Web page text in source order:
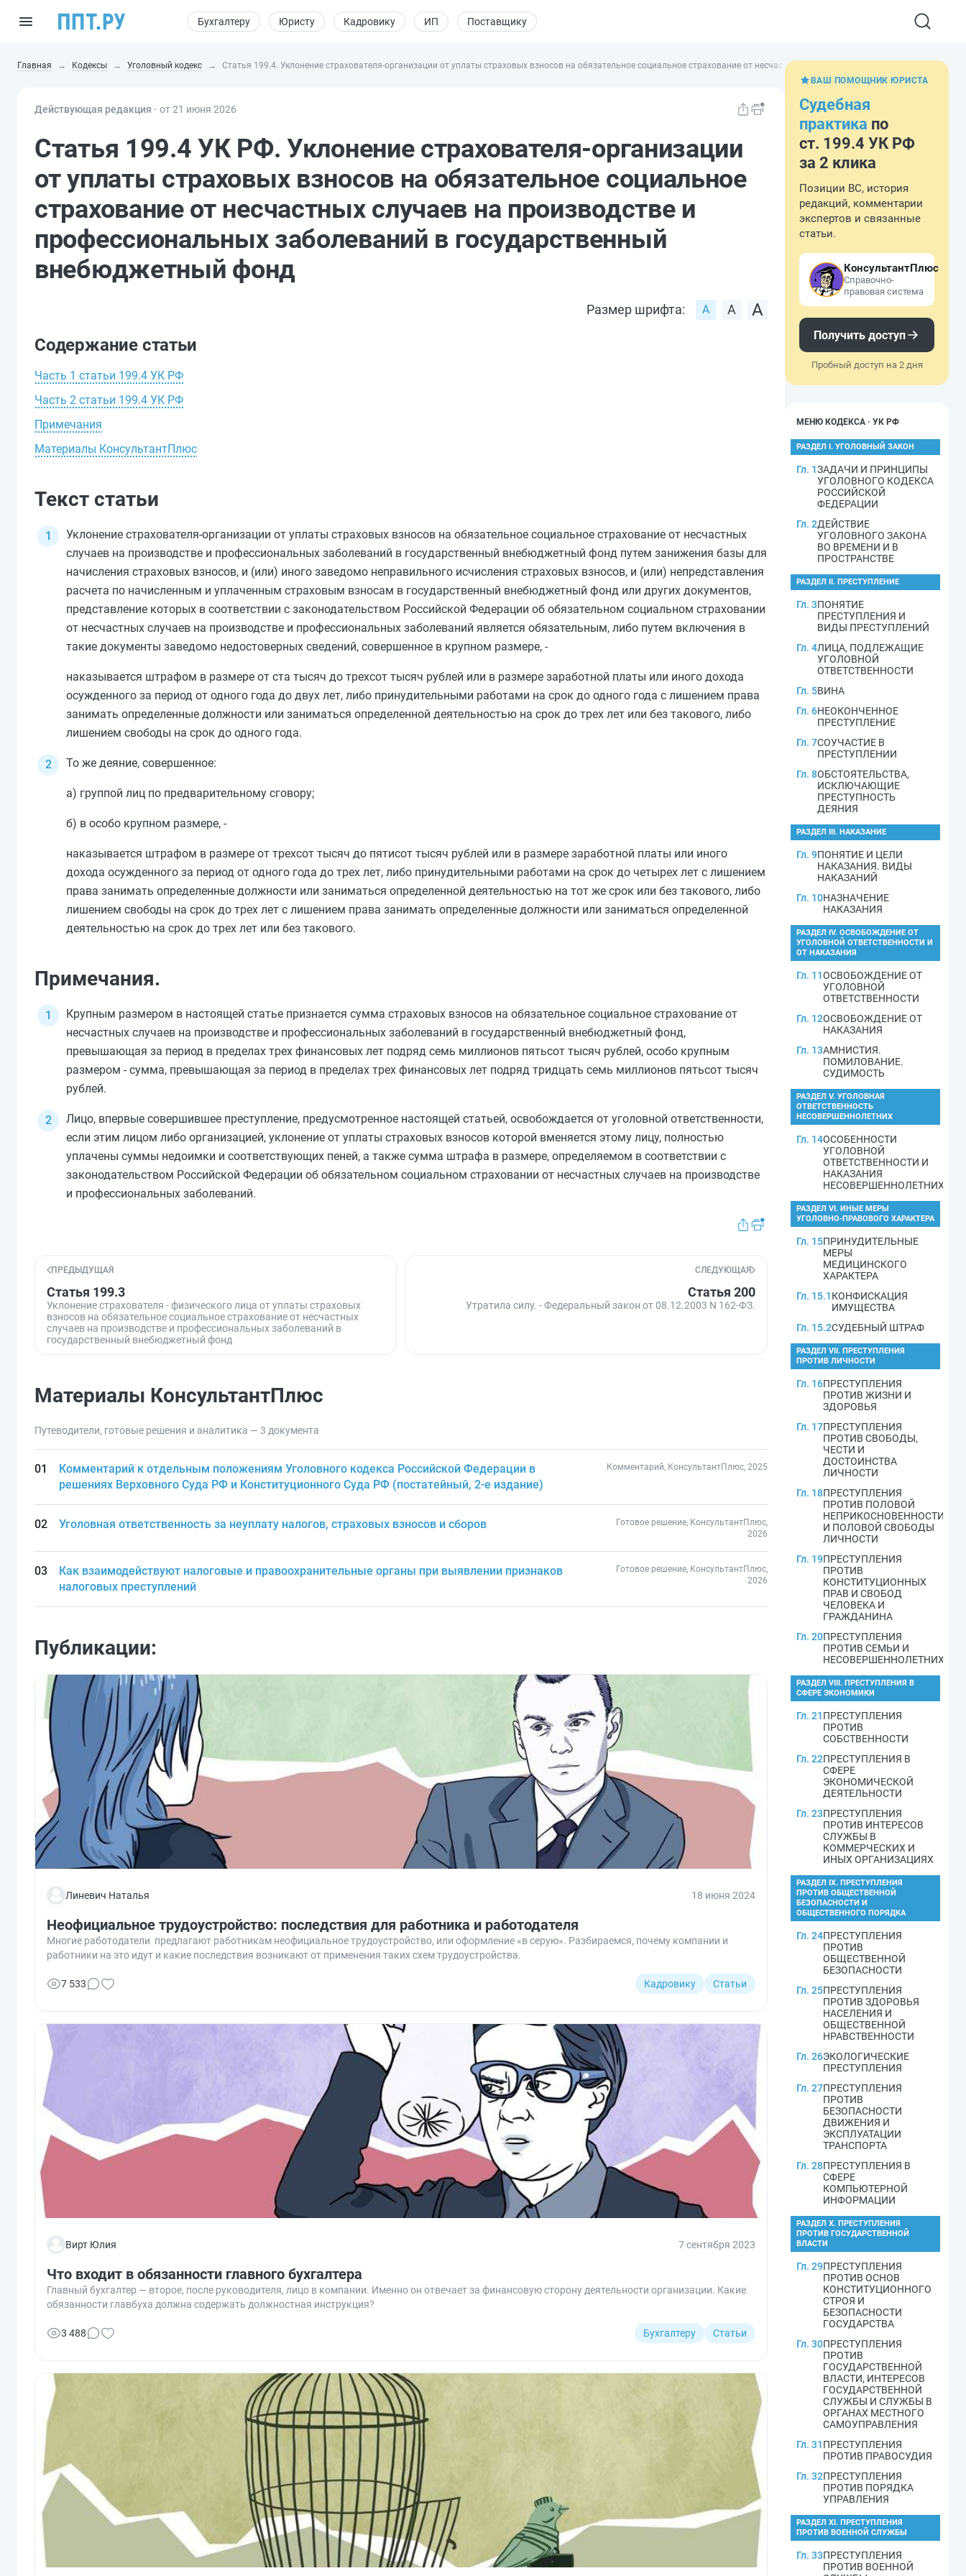
Бухгалтеру Юристу Кадровику ИП Поставщику
Главная Кодексы Уголовный кодекс Статья 199.4. Уклонение страхователя-организации от уплаты страховых взносов на обязательное социальное страхование от несчастных случаев на производстве и
Действующая редакция ⸱ от 21 июня 2026
Статья 199.4 УК РФ. Уклонение страхователя-организации
от уплаты страховых взносов на обязательное социальное
страхование от несчастных случаев на производстве и
профессиональных заболеваний в государственный
внебюджетный фонд
Размер шрифта:
Содержание статьи
Часть 1 статьи 199.4 УК РФ
Часть 2 статьи 199.4 УК РФ
Примечания
Материалы КонсультантПлюс
Текст статьи
Уклонение страхователя-организации от уплаты страховых взносов на обязательное социальное страхование от несчастных
случаев на производстве и профессиональных заболеваний в государственный внебюджетный фонд путем занижения базы для
начисления страховых взносов, и (или) иного заведомо неправильного исчисления страховых взносов, и (или) непредставления
расчета по начисленным и уплаченным страховым взносам в государственный внебюджетный фонд или других документов,
представление которых в соответствии с законодательством Российской Федерации об обязательном социальном страховании
от несчастных случаев на производстве и профессиональных заболеваний является обязательным, либо путем включения в
такие документы заведомо недостоверных сведений, совершенное в крупном размере, -
наказывается штрафом в размере от ста тысяч до трехсот тысяч рублей или в размере заработной платы или иного дохода
осужденного за период от одного года до двух лет, либо принудительными работами на срок до одного года с лишением права
занимать определенные должности или заниматься определенной деятельностью на срок до трех лет или без такового, либо
лишением свободы на срок до одного года.
То же деяние, совершенное:
а) группой лиц по предварительному сговору;
б) в особо крупном размере, -
наказывается штрафом в размере от трехсот тысяч до пятисот тысяч рублей или в размере заработной платы или иного
дохода осужденного за период от одного года до трех лет, либо принудительными работами на срок до четырех лет с лишением
права занимать определенные должности или заниматься определенной деятельностью на тот же срок или без такового, либо
лишением свободы на срок до трех лет с лишением права занимать определенные должности или заниматься определенной
деятельностью на срок до трех лет или без такового.
Примечания.
Крупным размером в настоящей статье признается сумма страховых взносов на обязательное социальное страхование от
несчастных случаев на производстве и профессиональных заболеваний в государственный внебюджетный фонд,
превышающая за период в пределах трех финансовых лет подряд семь миллионов пятьсот тысяч рублей, особо крупным
размером - сумма, превышающая за период в пределах трех финансовых лет подряд тридцать семь миллионов пятьсот тысяч
рублей.
Лицо, впервые совершившее преступление, предусмотренное настоящей статьей, освобождается от уголовной ответственности,
если этим лицом либо организацией, уклонение от уплаты страховых взносов которой вменяется этому лицу, полностью
уплачены суммы недоимки и соответствующих пеней, а также сумма штрафа в размере, определяемом в соответствии с
законодательством Российской Федерации об обязательном социальном страховании от несчастных случаев на производстве
и профессиональных заболеваний.
ПРЕДЫДУЩАЯ
Статья 199.3
Уклонение страхователя - физического лица от уплаты страховых
взносов на обязательное социальное страхование от несчастных
случаев на производстве и профессиональных заболеваний в
государственный внебюджетный фонд
СЛЕДУЮЩАЯ
Статья 200
Утратила силу. - Федеральный закон от 08.12.2003 N 162-ФЗ.
Материалы КонсультантПлюс
Путеводители, готовые решения и аналитика — 3 документа
Комментарий к отдельным положениям Уголовного кодекса Российской Федерации в
решениях Верховного Суда РФ и Конституционного Суда РФ (постатейный, 2-е издание)
Комментарий, КонсультантПлюс, 2025
Уголовная ответственность за неуплату налогов, страховых взносов и сборов
Готовое решение, КонсультантПлюс,
2026
Как взаимодействуют налоговые и правоохранительные органы при выявлении признаков
налоговых преступлений
Готовое решение, КонсультантПлюс,
2026
Публикации:
Линевич Наталья 18 июня 2024
Неофициальное трудоустройство: последствия для работника и работодателя
Многие работодатели предлагают работникам неофициальное трудоустройство, или оформление «в серую». Разбираемся, почему компании и
работники на это идут и какие последствия возникают от применения таких схем трудоустройства.
Кадровику Статьи
7 533
Вирт Юлия 7 сентября 2023
Что входит в обязанности главного бухгалтера
Главный бухгалтер — второе, после руководителя, лицо в компании. Именно он отвечает за финансовую сторону деятельности организации. Какие
обязанности главбуха должна содержать должностная инструкция?
Бухгалтеру Статьи
3 488
ВАШ ПОМОЩНИК ЮРИСТА
Судебная
практика по
ст. 199.4 УК РФ
за 2 клика
Позиции ВС, история
редакций, комментарии
экспертов и связанные
статьи.
КонсультантПлюс
Справочно-
правовая система
Получить доступ
Пробный доступ на 2 дня
МЕНЮ КОДЕКСА · УК РФ
РАЗДЕЛ I. УГОЛОВНЫЙ ЗАКОН
Гл. 1ЗАДАЧИ И ПРИНЦИПЫ
УГОЛОВНОГО КОДЕКСА
РОССИЙСКОЙ
ФЕДЕРАЦИИ
Гл. 2ДЕЙСТВИЕ
УГОЛОВНОГО ЗАКОНА
ВО ВРЕМЕНИ И В
ПРОСТРАНСТВЕ
РАЗДЕЛ II. ПРЕСТУПЛЕНИЕ
Гл. 3ПОНЯТИЕ
ПРЕСТУПЛЕНИЯ И
ВИДЫ ПРЕСТУПЛЕНИЙ
Гл. 4ЛИЦА, ПОДЛЕЖАЩИЕ
УГОЛОВНОЙ
ОТВЕТСТВЕННОСТИ
Гл. 5ВИНА
Гл. 6НЕОКОНЧЕННОЕ
ПРЕСТУПЛЕНИЕ
Гл. 7СОУЧАСТИЕ В
ПРЕСТУПЛЕНИИ
Гл. 8ОБСТОЯТЕЛЬСТВА,
ИСКЛЮЧАЮЩИЕ
ПРЕСТУПНОСТЬ
ДЕЯНИЯ
РАЗДЕЛ III. НАКАЗАНИЕ
Гл. 9ПОНЯТИЕ И ЦЕЛИ
НАКАЗАНИЯ. ВИДЫ
НАКАЗАНИЙ
Гл. 10НАЗНАЧЕНИЕ
НАКАЗАНИЯ
РАЗДЕЛ IV. ОСВОБОЖДЕНИЕ ОТ
УГОЛОВНОЙ ОТВЕТСТВЕННОСТИ И
ОТ НАКАЗАНИЯ
Гл. 11ОСВОБОЖДЕНИЕ ОТ
УГОЛОВНОЙ
ОТВЕТСТВЕННОСТИ
Гл. 12ОСВОБОЖДЕНИЕ ОТ
НАКАЗАНИЯ
Гл. 13АМНИСТИЯ.
ПОМИЛОВАНИЕ.
СУДИМОСТЬ
РАЗДЕЛ V. УГОЛОВНАЯ
ОТВЕТСТВЕННОСТЬ
НЕСОВЕРШЕННОЛЕТНИХ
Гл. 14ОСОБЕННОСТИ
УГОЛОВНОЙ
ОТВЕТСТВЕННОСТИ И
НАКАЗАНИЯ
НЕСОВЕРШЕННОЛЕТНИХ
РАЗДЕЛ VI. ИНЫЕ МЕРЫ
УГОЛОВНО-ПРАВОВОГО ХАРАКТЕРА
Гл. 15ПРИНУДИТЕЛЬНЫЕ
МЕРЫ
МЕДИЦИНСКОГО
ХАРАКТЕРА
Гл. 15.1КОНФИСКАЦИЯ
ИМУЩЕСТВА
Гл. 15.2СУДЕБНЫЙ ШТРАФ
РАЗДЕЛ VII. ПРЕСТУПЛЕНИЯ
ПРОТИВ ЛИЧНОСТИ
Гл. 16ПРЕСТУПЛЕНИЯ
ПРОТИВ ЖИЗНИ И
ЗДОРОВЬЯ
Гл. 17ПРЕСТУПЛЕНИЯ
ПРОТИВ СВОБОДЫ,
ЧЕСТИ И
ДОСТОИНСТВА
ЛИЧНОСТИ
Гл. 18ПРЕСТУПЛЕНИЯ
ПРОТИВ ПОЛОВОЙ
НЕПРИКОСНОВЕННОСТИ
И ПОЛОВОЙ СВОБОДЫ
ЛИЧНОСТИ
Гл. 19ПРЕСТУПЛЕНИЯ
ПРОТИВ
КОНСТИТУЦИОННЫХ
ПРАВ И СВОБОД
ЧЕЛОВЕКА И
ГРАЖДАНИНА
Гл. 20ПРЕСТУПЛЕНИЯ
ПРОТИВ СЕМЬИ И
НЕСОВЕРШЕННОЛЕТНИХ
РАЗДЕЛ VIII. ПРЕСТУПЛЕНИЯ В
СФЕРЕ ЭКОНОМИКИ
Гл. 21ПРЕСТУПЛЕНИЯ
ПРОТИВ
СОБСТВЕННОСТИ
Гл. 22ПРЕСТУПЛЕНИЯ В
СФЕРЕ
ЭКОНОМИЧЕСКОЙ
ДЕЯТЕЛЬНОСТИ
Гл. 23ПРЕСТУПЛЕНИЯ
ПРОТИВ ИНТЕРЕСОВ
СЛУЖБЫ В
КОММЕРЧЕСКИХ И
ИНЫХ ОРГАНИЗАЦИЯХ
РАЗДЕЛ IX. ПРЕСТУПЛЕНИЯ
ПРОТИВ ОБЩЕСТВЕННОЙ
БЕЗОПАСНОСТИ И
ОБЩЕСТВЕННОГО ПОРЯДКА
Гл. 24ПРЕСТУПЛЕНИЯ
ПРОТИВ
ОБЩЕСТВЕННОЙ
БЕЗОПАСНОСТИ
Гл. 25ПРЕСТУПЛЕНИЯ
ПРОТИВ ЗДОРОВЬЯ
НАСЕЛЕНИЯ И
ОБЩЕСТВЕННОЙ
НРАВСТВЕННОСТИ
Гл. 26ЭКОЛОГИЧЕСКИЕ
ПРЕСТУПЛЕНИЯ
Гл. 27ПРЕСТУПЛЕНИЯ
ПРОТИВ
БЕЗОПАСНОСТИ
ДВИЖЕНИЯ И
ЭКСПЛУАТАЦИИ
ТРАНСПОРТА
Гл. 28ПРЕСТУПЛЕНИЯ В
СФЕРЕ
КОМПЬЮТЕРНОЙ
ИНФОРМАЦИИ
РАЗДЕЛ X. ПРЕСТУПЛЕНИЯ
ПРОТИВ ГОСУДАРСТВЕННОЙ
ВЛАСТИ
Гл. 29ПРЕСТУПЛЕНИЯ
ПРОТИВ ОСНОВ
КОНСТИТУЦИОННОГО
СТРОЯ И
БЕЗОПАСНОСТИ
ГОСУДАРСТВА
Гл. 30ПРЕСТУПЛЕНИЯ
ПРОТИВ
ГОСУДАРСТВЕННОЙ
ВЛАСТИ, ИНТЕРЕСОВ
ГОСУДАРСТВЕННОЙ
СЛУЖБЫ И СЛУЖБЫ В
ОРГАНАХ МЕСТНОГО
САМОУПРАВЛЕНИЯ
Гл. 31ПРЕСТУПЛЕНИЯ
ПРОТИВ ПРАВОСУДИЯ
Гл. 32ПРЕСТУПЛЕНИЯ
ПРОТИВ ПОРЯДКА
УПРАВЛЕНИЯ
РАЗДЕЛ XI. ПРЕСТУПЛЕНИЯ
ПРОТИВ ВОЕННОЙ СЛУЖБЫ
Гл. 33ПРЕСТУПЛЕНИЯ
ПРОТИВ ВОЕННОЙ